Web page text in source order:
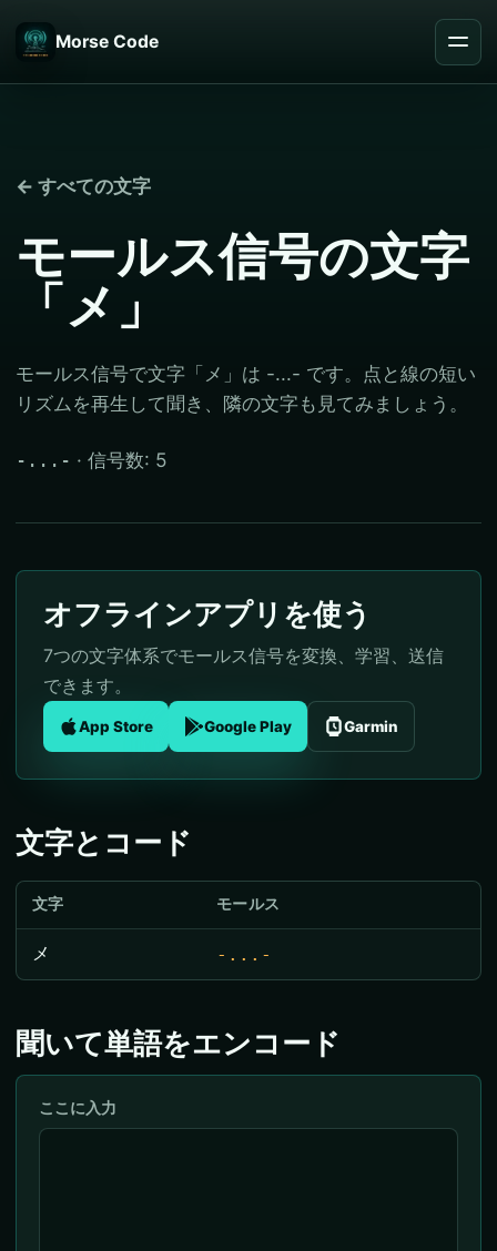
Morse Code
← すべての文字
モールス信号の文字
「メ」
モールス信号で文字「メ」は -...- です。点と線の短い
リズムを再生して聞き、隣の文字も見てみましょう。
-...- · 信号数: 5
オフラインアプリを使う
7つの文字体系でモールス信号を変換、学習、送信
できます。
App Store Google Play Garmin
文字とコード
文字 モールス
メ -...-
聞いて単語をエンコード
ここに入力